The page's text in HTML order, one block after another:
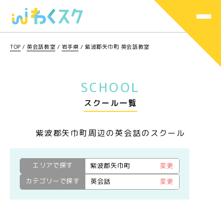
TOP / 英会話教室 / 岩手県 /紫波郡矢巾町 英会話教室
SCHOOL
スクール一覧
紫波郡矢巾町周辺の英会話のスクール
エリアで探す 紫波郡矢巾町
変更
カテゴリーで探す
英会話 変更